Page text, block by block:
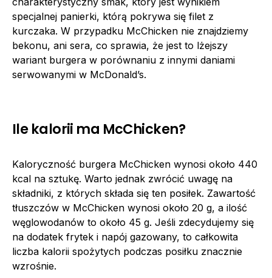
specjalnej panierki, którą pokrywa się filet z
kurczaka. W przypadku McChicken nie znajdziemy
bekonu, ani sera, co sprawia, że jest to lżejszy
wariant burgera w porównaniu z innymi daniami
serwowanymi w McDonald’s.
Ile kalorii ma McChicken?
Kaloryczność burgera McChicken wynosi około 440
kcal na sztukę. Warto jednak zwrócić uwagę na
składniki, z których składa się ten posiłek. Zawartość
tłuszczów w McChicken wynosi około 20 g, a ilość
węglowodanów to około 45 g. Jeśli zdecydujemy się
na dodatek frytek i napój gazowany, to całkowita
liczba kalorii spożytych podczas posiłku znacznie
wzrośnie.